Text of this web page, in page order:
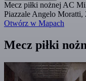
Mecz piłki nożnej AC
Piazzale Angelo Moratti,
Otwórz w Mapach
Mecz piłki